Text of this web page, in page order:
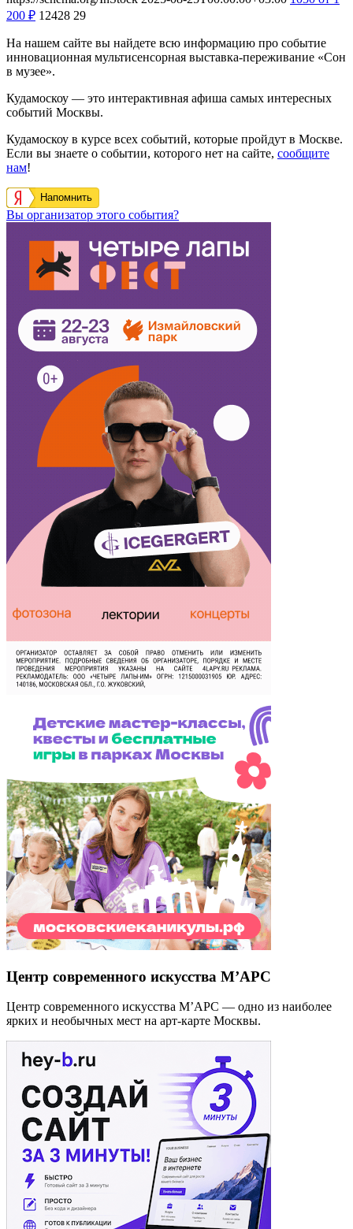
200 ₽ 12428 29
На нашем сайте вы найдете всю информацию про событие
инновационная мультисенсорная выставка-переживание «Сон
в музее».
Кудамоскоу — это интерактивная афиша самых интересных
событий Москвы.
Кудамоскоу в курсе всех событий, которые пройдут в Москве.
Если вы знаете о событии, которого нет на сайте, сообщите
нам!
Напомнить
Вы организатор этого события?
Центр современного искусства М’АРС
Центр современного искусства М’АРС — одно из наиболее
ярких и необычных мест на арт-карте Москвы.